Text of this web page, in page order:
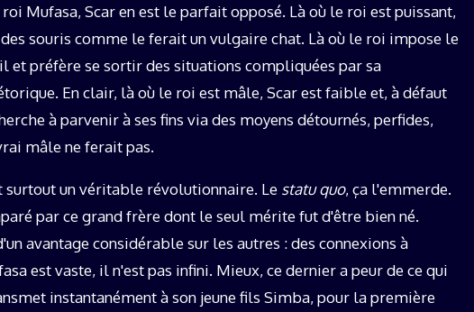
Mufasa, Scar en est le parfait opposé. Là où le roi est puissant,
souris comme le ferait un vulgaire chat. Là où le roi impose le
et préfère se sortir des situations compliquées par sa
En clair, là où le roi est mâle, Scar est faible et, à défaut
à parvenir à ses fins via des moyens détournés, perfides,
mâle ne ferait pas.
surtout un véritable révolutionnaire. Le statu quo, ça l'emmerde.
par ce grand frère dont le seul mérite fut d'être bien né.
avantage considérable sur les autres : des connexions à
est vaste, il n'est pas infini. Mieux, ce dernier a peur de ce qui
instantanément à son jeune fils Simba, pour la première